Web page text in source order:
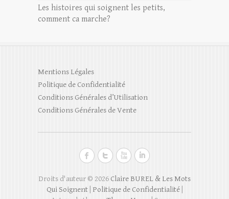
Les histoires qui soignent les petits,
comment ca marche?
Mentions Légales
Politique de Confidentialité
Conditions Générales d’Utilisation
Conditions Générales de Vente
Droits d'auteur © 2026 Claire BUREL & Les Mots
Qui Soignent| Politique de Confidentialité|